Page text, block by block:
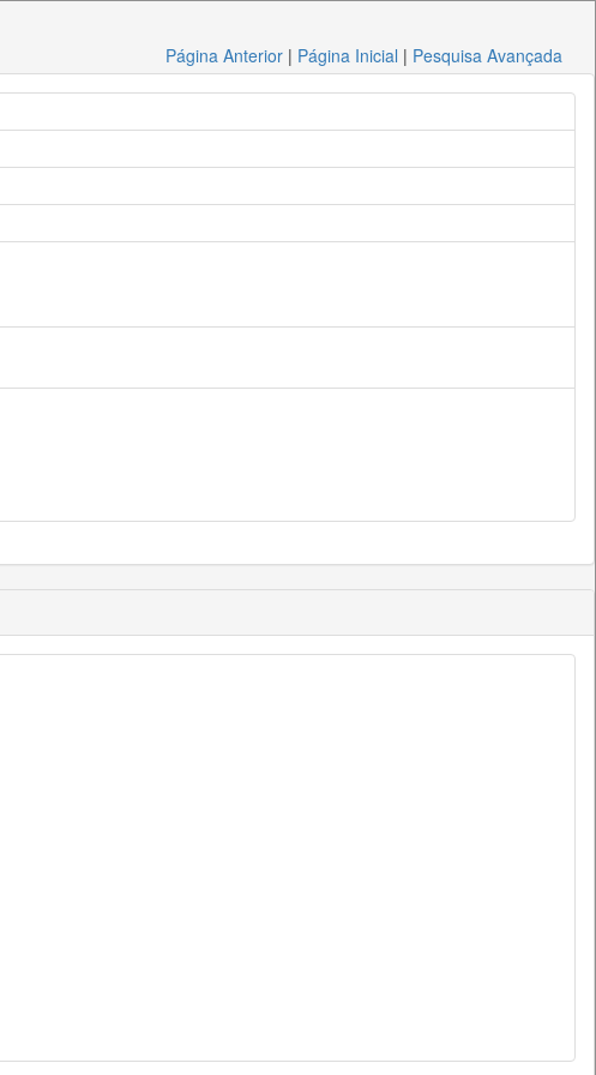
Página Anterior | Página Inicial | Pesquisa Avançada